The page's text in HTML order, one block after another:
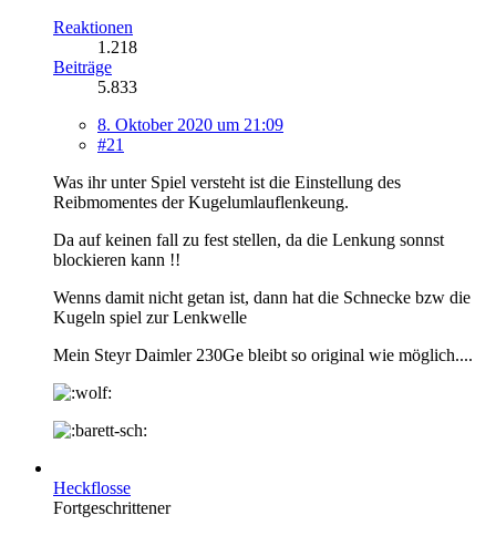
Reaktionen
1.218
Beiträge
5.833
8. Oktober 2020 um 21:09
#21
Was ihr unter Spiel versteht ist die Einstellung des
Reibmomentes der Kugelumlauflenkeung.
Da auf keinen fall zu fest stellen, da die Lenkung sonnst
blockieren kann !!
Wenns damit nicht getan ist, dann hat die Schnecke bzw die
Kugeln spiel zur Lenkwelle
Mein Steyr Daimler 230Ge bleibt so original wie möglich....
Heckflosse
Fortgeschrittener